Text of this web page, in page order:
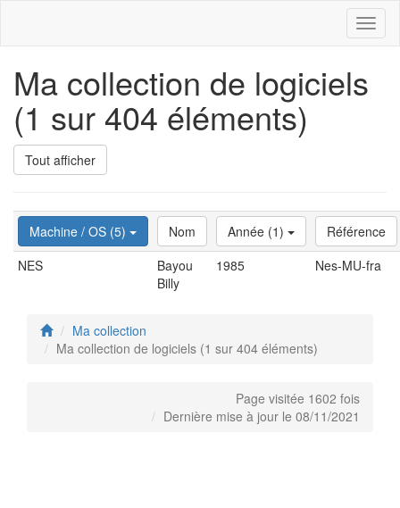
Ma collection de logiciels
(1 sur 404 éléments)
Tout afficher
Machine / OS (5) Nom Année (1)
Référence
NES
Bayou
Billy
1985 Nes-MU-fra
Ma collection
Ma collection de logiciels (1 sur 404 éléments)
Page visitée 1602 fois
Dernière mise à jour le 08/11/2021